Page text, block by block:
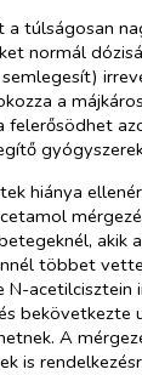
a túlságosan
normál
a
hiánya
akik
többet
N-acetilcisztein
bekövetkezte
A
is